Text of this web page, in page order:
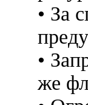
• За
•
же